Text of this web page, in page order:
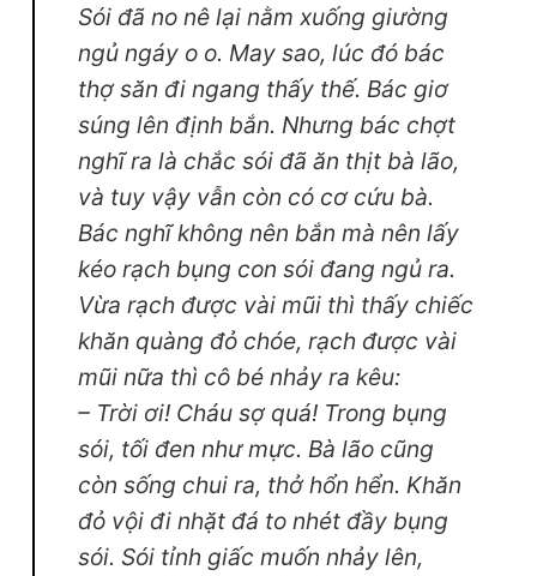
Sói đã no nê lại nằm xuống giường
ngủ ngáy o o. May sao, lúc đó bác
thợ săn đi ngang thấy thế. Bác giơ
súng lên định bắn. Nhưng bác chợt
nghĩ ra là chắc sói đã ăn thịt bà lão,
và tuy vậy vẫn còn có cơ cứu bà.
Bác nghĩ không nên bắn mà nên lấy
kéo rạch bụng con sói đang ngủ ra.
Vừa rạch được vài mũi thì thấy chiếc
khăn quàng đỏ chóe, rạch được vài
mũi nữa thì cô bé nhảy ra kêu:
– Trời ơi! Cháu sợ quá! Trong bụng
sói, tối đen như mực. Bà lão cũng
còn sống chui ra, thở hổn hển. Khăn
đỏ vội đi nhặt đá to nhét đầy bụng
sói. Sói tỉnh giấc muốn nhảy lên,